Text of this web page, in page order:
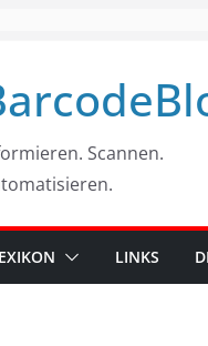
Scannen.
LINKS